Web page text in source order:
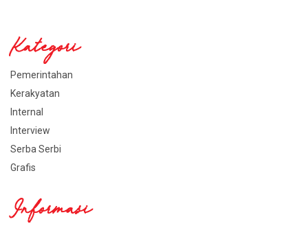
Kategori
Pemerintahan
Kerakyatan
Internal
Interview
Serba Serbi
Grafis
Informasi